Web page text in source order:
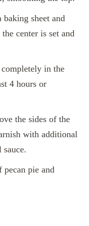
baking sheet and
center is set and
in the
4 hours or
the sides of the
with additional
sauce.
pie and